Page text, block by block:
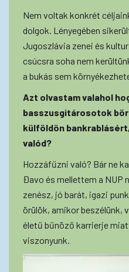
Nem voltak konkrét
dolgok. Lényegében
Jugoszlávia zenei és
csúcsra soha nem
a bukás sem
Azt olvastam valahol
basszusgitárosotok
külföldön
valód?
Hozzáfűzni való? Bár ne
Đavo és mellettem a NUP
zenész, jó barát, igazi
örülök, amikor beszélünk,
életű bűnöző karrierje
viszonyunk.